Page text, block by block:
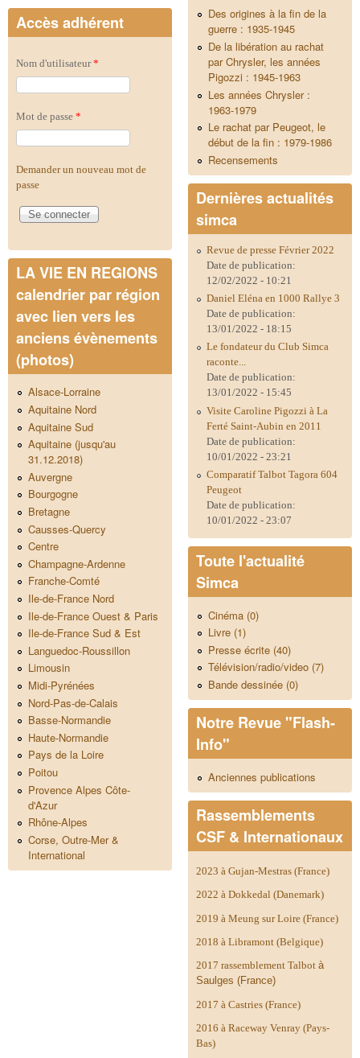
Accès adhérent
Nom d'utilisateur*
Mot de passe *
Demander un nouveau mot de
passe
LA VIE EN REGIONS
calendrier par région
avec lien vers les
anciens évènements
(photos)
Alsace-Lorraine
Aquitaine Nord
Aquitaine Sud
Aquitaine (jusqu'au
31.12.2018)
Auvergne
Bourgogne
Bretagne
Causses-Quercy
Centre
Champagne-Ardenne
Franche-Comté
Ile-de-France Nord
Ile-de-France Ouest & Paris
Ile-de-France Sud & Est
Languedoc-Roussillon
Limousin
Midi-Pyrénées
Nord-Pas-de-Calais
Basse-Normandie
Haute-Normandie
Pays de la Loire
Poitou
Provence Alpes Côte-
d'Azur
Rhône-Alpes
Corse, Outre-Mer &
International
Des origines à la fin de la
guerre : 1935-1945
De la libération au rachat
par Chrysler, les années
Pigozzi : 1945-1963
Les années Chrysler :
1963-1979
Le rachat par Peugeot, le
début de la fin : 1979-1986
Recensements
Dernières actualités
simca
Revue de presse Février 2022
Date de publication:
12/02/2022 - 10:21
Daniel Eléna en 1000 Rallye 3
Date de publication:
13/01/2022 - 18:15
Le fondateur du Club Simca
raconte...
Date de publication:
13/01/2022 - 15:45
Visite Caroline Pigozzi à La
Ferté Saint-Aubin en 2011
Date de publication:
10/01/2022 - 23:21
Comparatif Talbot Tagora 604
Peugeot
Date de publication:
10/01/2022 - 23:07
Toute l'actualité
Simca
Cinéma (0)
Livre (1)
Presse écrite (40)
Télévision/radio/video (7)
Bande dessinée (0)
Notre Revue "Flash-
Info"
Anciennes publications
Rassemblements
CSF & Internationaux
2023 à Gujan-Mestras (France)
2022 à Dokkedal (Danemark)
2019 à Meung sur Loire (France)
2018 à Libramont (Belgique)
2017 rassemblement Talbot à
Saulges (France)
2017 à Castries (France)
2016 à Raceway Venray (Pays-
Bas)